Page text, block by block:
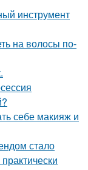
инструмент
на волосы по-
себе макияж и
стало